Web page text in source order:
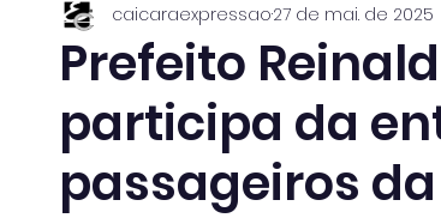
Página2 Itanhaém Guaratinguetá
Prefeito
participa da
passageiros
caicaraexpressao27 de mai. de 2025